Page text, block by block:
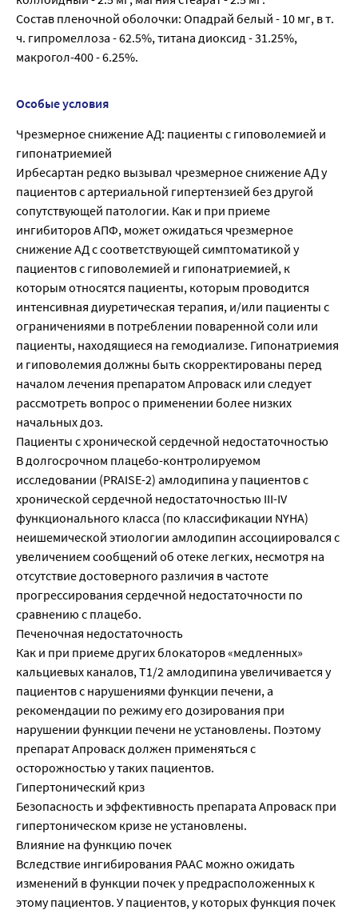
Состав пленочной оболочки: Опадрай белый - 10 мг, в т.
ч. гипромеллоза - 62.5%, титана диоксид - 31.25%,
макрогол-400 - 6.25%.
Особые условия
Чрезмерное снижение АД: пациенты с гиповолемией и
гипонатриемией
Ирбесартан редко вызывал чрезмерное снижение АД у
пациентов с артериальной гипертензией без другой
сопутствующей патологии. Как и при приеме
ингибиторов АПФ, может ожидаться чрезмерное
снижение АД с соответствующей симптоматикой у
пациентов с гиповолемией и гипонатриемией, к
которым относятся пациенты, которым проводится
интенсивная диуретическая терапия, и/или пациенты с
ограничениями в потреблении поваренной соли или
пациенты, находящиеся на гемодиализе. Гипонатриемия
и гиповолемия должны быть скорректированы перед
началом лечения препаратом Апроваск или следует
рассмотреть вопрос о применении более низких
начальных доз.
Пациенты с хронической сердечной недостаточностью
В долгосрочном плацебо-контролируемом
исследовании (PRAISE-2) амлодипина у пациентов с
хронической сердечной недостаточностью III-IV
функционального класса (по классификации NYHA)
неишемической этиологии амлодипин ассоциировался с
увеличением сообщений об отеке легких, несмотря на
отсутствие достоверного различия в частоте
прогрессирования сердечной недостаточности по
сравнению с плацебо.
Печеночная недостаточность
Как и при приеме других блокаторов «медленных»
кальциевых каналов, T1/2 амлодипина увеличивается у
пациентов с нарушениями функции печени, а
рекомендации по режиму его дозирования при
нарушении функции печени не установлены. Поэтому
препарат Апроваск должен применяться с
осторожностью у таких пациентов.
Гипертонический криз
Безопасность и эффективность препарата Апроваск при
гипертоническом кризе не установлены.
Влияние на функцию почек
Вследствие ингибирования РААС можно ожидать
изменений в функции почек у предрасположенных к
этому пациентов. У пациентов, у которых функция почек